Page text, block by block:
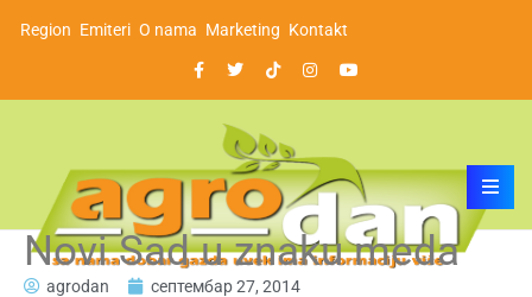
Region Emiteri O nama Marketing Kontakt
Novi Sad u znaku meda
agrodan септембар 27, 2014